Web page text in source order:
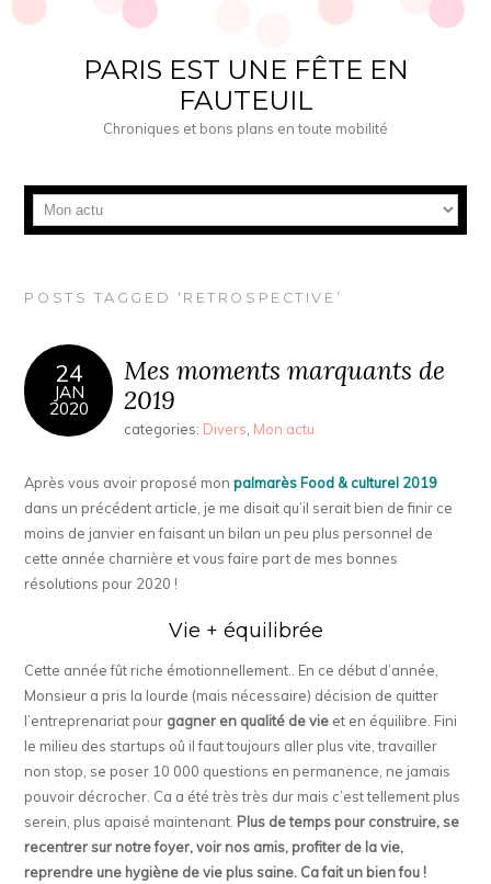
PARIS EST UNE FÊTE EN
FAUTEUIL
Chroniques et bons plans en toute mobilité
POSTS TAGGED ‘RETROSPECTIVE’
24
JAN
2020
Mes moments marquants de
2019
categories: Divers Mon actu
Après vous avoir proposé monpalmarès Food & culturel 2019
dans un précédent article, je me disait qu’il serait bien de finir ce
moins de janvier en faisant un bilan un peu plus personnel de
cette année charnière et vous faire part de mes bonnes
résolutions pour 2020 !
Vie + équilibrée
Cette année fût riche émotionnellement.. En ce début d’année,
Monsieur a pris la lourde (mais nécessaire) décision de quitter
l’entreprenariat pour gagner en qualité de vie et en équilibre. Fini
le milieu des startups oû il faut toujours aller plus vite, travailler
non stop, se poser 10 000 questions en permanence, ne jamais
pouvoir décrocher. Ca a été très très dur mais c’est tellement plus
serein, plus apaisé maintenant. Plus de temps pour construire, se
recentrer sur notre foyer, voir nos amis, profiter de la vie,
reprendre une hygiène de vie plus saine. Ca fait un bien fou !